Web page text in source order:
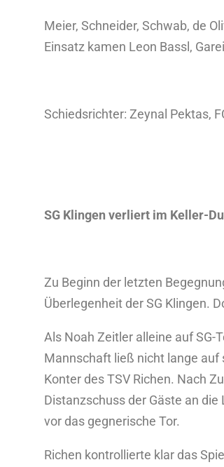
Meier, Schneider, Schwab, de
Einsatz kamen Leon Bassl,
Schiedsrichter: Zeynal Pektas,
SG Klingen verliert im Keller-
Zu Beginn der letzten
Überlegenheit der SG Klingen.
Als Noah Zeitler alleine auf SG-
Mannschaft ließ nicht lange auf
Konter des TSV Richen. Nach
Distanzschuss der Gäste an
vor das gegnerische Tor.
Richen kontrollierte klar das